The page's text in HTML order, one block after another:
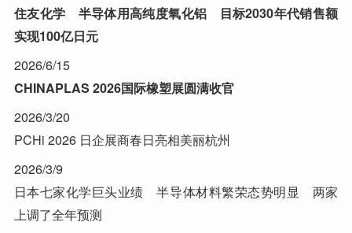
住友化学 半导体用高纯度氧化铝 目标2030年代销售额
实现100亿日元
2026/6/15
CHINAPLAS 2026国际橡塑展圆满收官
2026/3/20
PCHi 2026 日企展商春日亮相美丽杭州
2026/3/9
日本七家化学巨头业绩 半导体材料繁荣态势明显 两家
上调了全年预测